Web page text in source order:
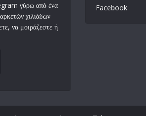
γύρω από ένα
χιλιάδων
να μοιράζεστε ή
Facebook